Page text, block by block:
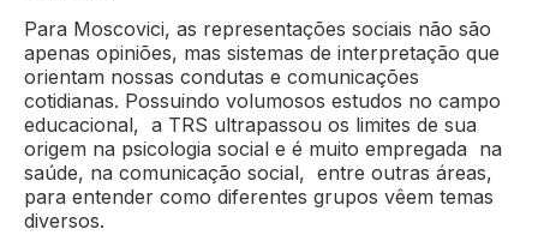
Para Moscovici, as representações sociais não são
apenas opiniões, mas sistemas de interpretação que
orientam nossas condutas e comunicações
cotidianas. Possuindo volumosos estudos no campo
educacional, a TRS ultrapassou os limites de sua
origem na psicologia social e é muito empregada na
saúde, na comunicação social, entre outras áreas,
para entender como diferentes grupos vêem temas
diversos.